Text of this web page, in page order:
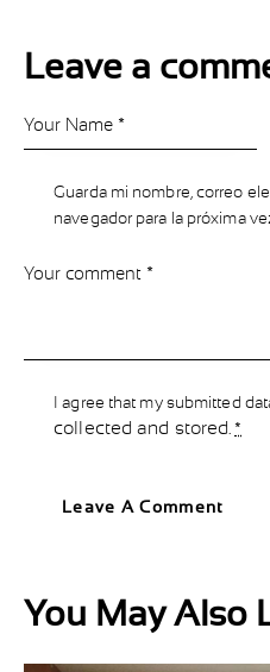
Leave a
Guarda mi nombre, correo
navegador para la próxima
I agree that my submitted
collected and stored .*
You May Also